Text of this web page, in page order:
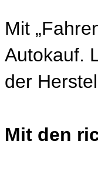
Mit
Autokauf.
der
Mit den